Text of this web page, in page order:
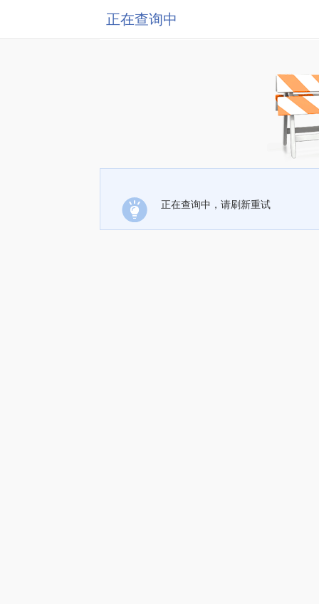
正在查询中
正在查询中，请刷新重试